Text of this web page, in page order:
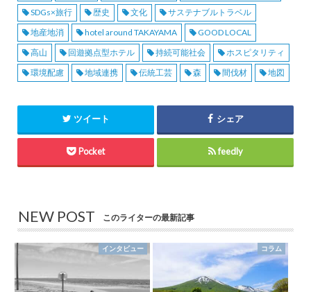
SDGs×旅行
歴史 文化
サステナブルトラベル
地産地消
hotel around TAKAYAMA
GOOD LOCAL
高山
回遊拠点型ホテル 持続可能社会
ホスピタリティ
環境配慮
地域連携 伝統工芸 森 間伐材 地図
ツイート シェア
Pocket feedly
NEW POST このライターの最新記事
インタビュー コラム